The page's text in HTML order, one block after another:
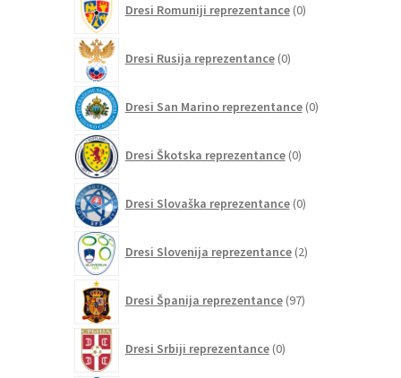
Dresi Romuniji reprezentance 0izdelkov
Dresi Rusija reprezentance 0izdelkov
Dresi San Marino reprezentance 0izdelkov
Dresi Škotska reprezentance 0izdelkov
Dresi Slovaška reprezentance 0izdelkov
Dresi Slovenija reprezentance 2izdelka
Dresi Španija reprezentance 97izdelkov
Dresi Srbiji reprezentance 0izdelkov